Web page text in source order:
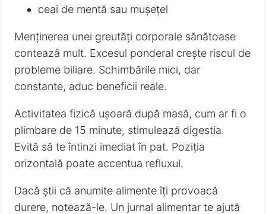
ceai de mentă sau mușețel
Menținerea unei greutăți corporale sănătoase
contează mult. Excesul ponderal crește riscul de
probleme biliare. Schimbările mici, dar
constante, aduc beneficii reale.
Activitatea fizică ușoară după masă, cum ar fi o
plimbare de 15 minute, stimulează digestia.
Evită să te întinzi imediat în pat. Poziția
orizontală poate accentua refluxul.
Dacă știi că anumite alimente îți provoacă
durere, notează-le. Un jurnal alimentar te ajută